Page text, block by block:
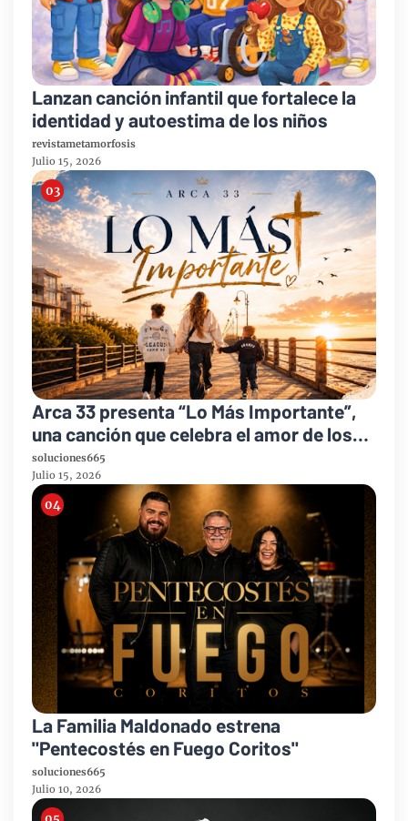
Lanzan canción infantil que fortalece la
identidad y autoestima de los niños
revistametamorfosis
Julio 15, 2026
Arca 33 presenta “Lo Más Importante”,
una canción que celebra el amor de los
padres y el legado de la fe
soluciones665
Julio 15, 2026
La Familia Maldonado estrena
"Pentecostés en Fuego Coritos"
soluciones665
Julio 10, 2026